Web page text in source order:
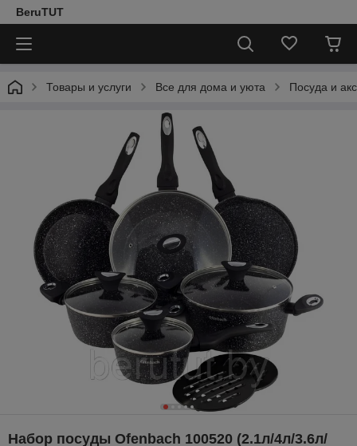
BeruTUT
Товары и услуги Все для дома и уюта Посуда и
Набор посуды Ofenbach 100520 (2.1л/4л/3.6л/